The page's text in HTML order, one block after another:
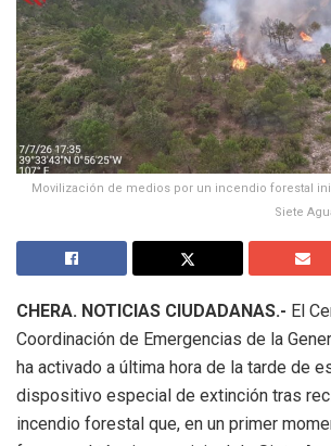
Movilización de medios por un incendio forestal
Siete
CHERA. NOTICIAS CIUDADANAS.- El
Coordinación de Emergencias de la
ha activado a última hora de la tarde de
dispositivo especial de extinción tras
incendio forestal que, en un primer